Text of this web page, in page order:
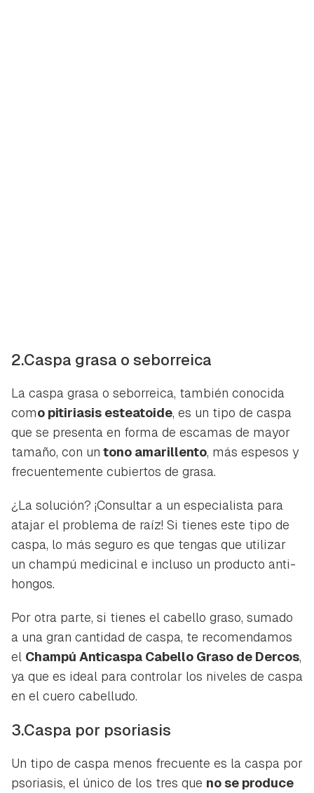
2.Caspa grasa o seborreica
La caspa grasa o seborreica, también conocida
como pitiriasis esteatoide, es un tipo de caspa
que se presenta en forma de escamas de mayor
tamaño, con un tono amarillento, más espesos y
frecuentemente cubiertos de grasa.
¿La solución? ¡Consultar a un especialista para
atajar el problema de raíz! Si tienes este tipo de
caspa, lo más seguro es que tengas que utilizar
un champú medicinal e incluso un producto anti-
hongos.
Por otra parte, si tienes el cabello graso, sumado
a una gran cantidad de caspa, te recomendamos
el Champú Anticaspa Cabello Graso de Dercos,
ya que es ideal para controlar los niveles de caspa
en el cuero cabelludo.
3.Caspa por psoriasis
Un tipo de caspa menos frecuente es la caspa por
psoriasis, el único de los tres que no se produce